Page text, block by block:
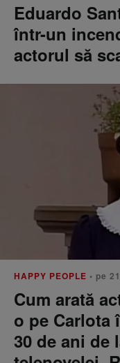
Eduardo
într-un
actorul să
HAPPY PEOPLE • pe
Cum arată
o pe Carlota
30 de ani de